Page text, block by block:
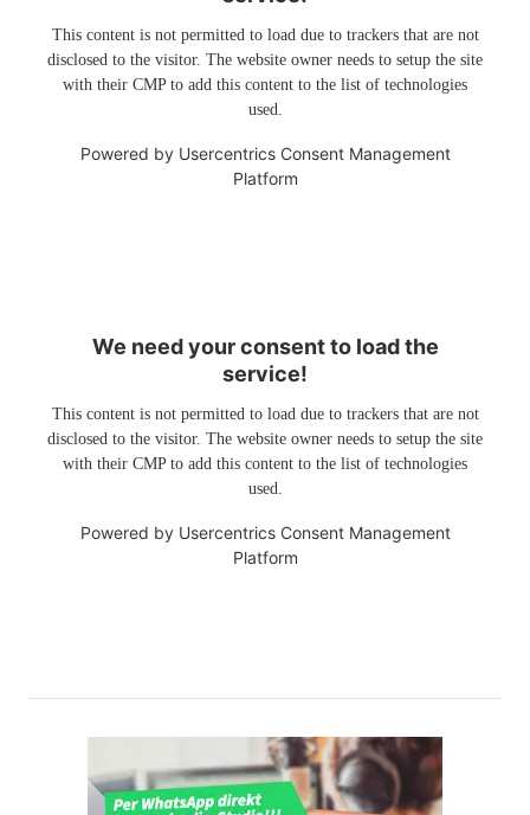
This content is not permitted to load due to trackers that are not
disclosed to the visitor. The website owner needs to setup the site
with their CMP to add this content to the list of technologies
used.
Powered by Usercentrics Consent Management
Platform
We need your consent to load the
service!
This content is not permitted to load due to trackers that are not
disclosed to the visitor. The website owner needs to setup the site
with their CMP to add this content to the list of technologies
used.
Powered by Usercentrics Consent Management
Platform